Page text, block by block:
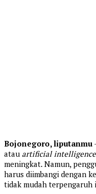
Bojonegoro, liputanmu
atau artificial intelligence
meningkat. Namun,
harus diimbangi dengan
tidak mudah terpengaruh